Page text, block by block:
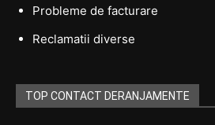
Probleme de facturare
Reclamatii diverse
TOP CONTACT DERANJAMENTE